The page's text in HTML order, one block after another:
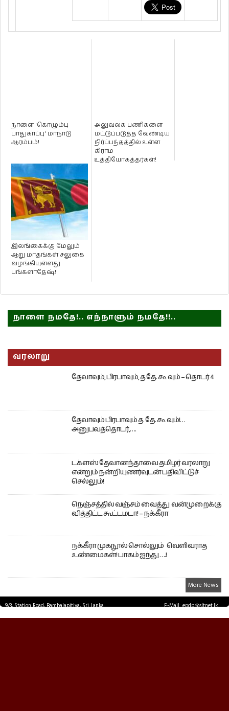
நாளை 'கொழும்பு
பாதுகாப்பு' மாநாடு
ஆரம்பம்!
அலுவலக பணிகளை
மட்டுப்படுத்த வேண்டிய
நிர்ப்பந்தத்தில் உள்ள
கிராம
உத்தியோகத்தர்கள்!
இலங்கைக்கு மேலும்
ஆறு மாதங்கள் சலுகை
வழங்கியுள்ளது
பங்களாதேஷ்!
நாளை நமதே!.. எந்நாளும் நமதே!!..
வரலாறு
தேவாவும், பிரபாவும், த.தே. கூ வும் – தொடர் 4
தேவாவும் பிரபாவும் த. தே. கூ வும்!…
அனுபவத்தொடர்,….
டக்ளஸ் தேவானந்தாவை தமிழர் வரலாறு
என்றும் நன்றியுணர்வுடன் பதிவிட்டுச்
செல்லும்!
நெஞ்சத்தில் வஞ்சம் வைத்து வன்முறைக்கு
வித்திட்ட கூட்டமடா! – நக்கீரா
நக்கீரா முகநூல் சொல்லும் வெளிவராத
உண்மைகள்! பாகம் ஐந்து ….!
More News
9/3, Station Road, Bambalapitiya, Sri Lanka.
E-Mail: epdp@sltnet.lk